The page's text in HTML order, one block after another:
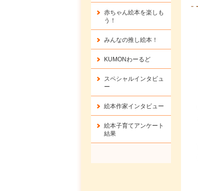
赤ちゃん絵本を楽しも
う！
みんなの推し絵本！
KUMONわーるど
スペシャルインタビュ
ー
絵本作家インタビュー
絵本子育てアンケート
結果